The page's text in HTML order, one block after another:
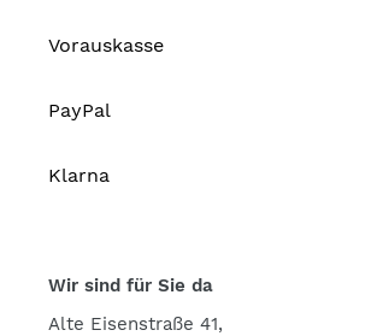
Vorauskasse
PayPal
Klarna
Wir sind für Sie da
Alte Eisenstraße 41,